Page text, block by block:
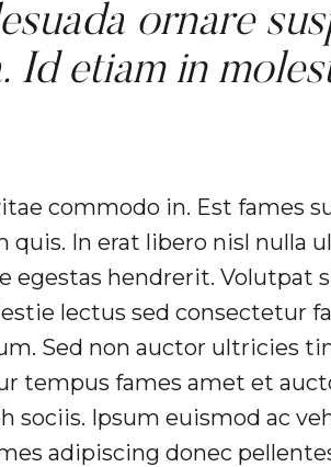
ornare
Id etiam in
commodo in. Est fames
In erat libero nisl nulla
egestas hendrerit. Volutpat
lectus sed consectetur
Sed non auctor ultricies
tempus fames amet et
sociis. Ipsum euismod ac
adipiscing donec